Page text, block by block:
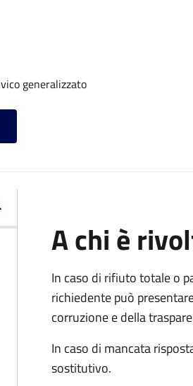
generalizzato
A chi è
In caso di rifiuto totale o
richiedente può
corruzione e della
In caso di mancata
sostitutivo.